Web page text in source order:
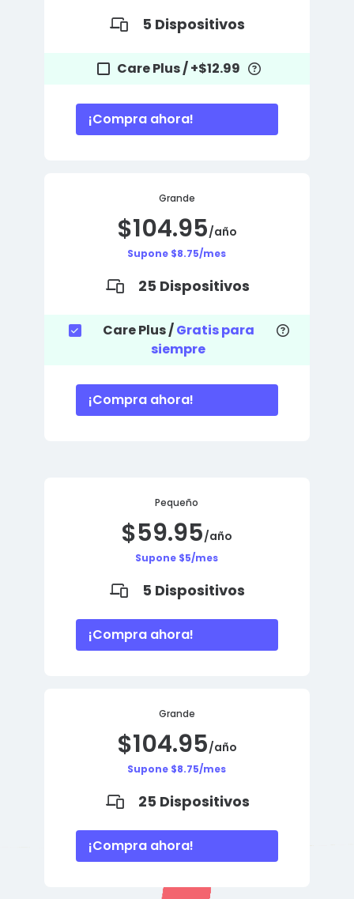
5 Dispositivos
Care Plus /+$12.99
¡Compra ahora!
Grande
$104.95/año
Supone $8.75/mes
25 Dispositivos
Care Plus /Gratis para
siempre
¡Compra ahora!
Pequeño
$59.95/año
Supone $5/mes
5 Dispositivos
¡Compra ahora!
Grande
$104.95/año
Supone $8.75/mes
25 Dispositivos
¡Compra ahora!